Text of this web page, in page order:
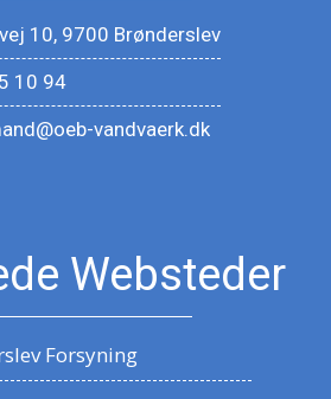
10, 9700 Brønderslev
10 94
vandvaerk.dk
Websteder
Forsyning